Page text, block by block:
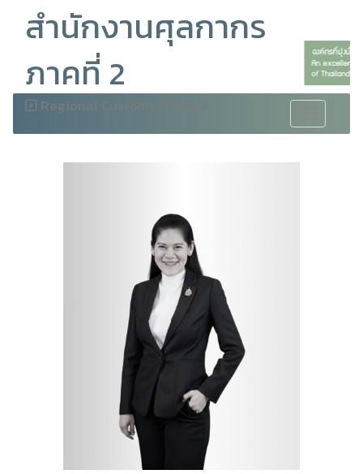
สำนักงานศุลกากร
ภาคที่ 2
Regional Customs Office 2
navigation